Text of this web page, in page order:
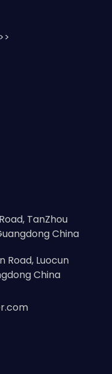
TanZhou
China
Road, Luocun
China